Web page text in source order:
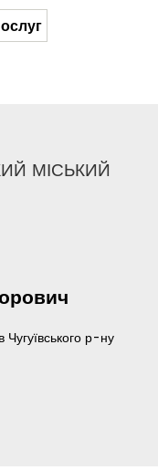
МІСЬКИЙ
Чугуївського р-ну